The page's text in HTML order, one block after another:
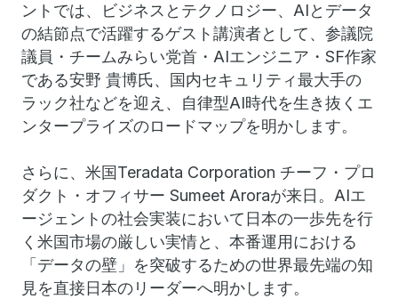
ントでは、ビジネスとテクノロジー、AIとデータ
の結節点で活躍するゲスト講演者として、参議院
議員・チームみらい党首・AIエンジニア・SF作家
である安野 貴博氏、国内セキュリティ最大手の
ラック社などを迎え、自律型AI時代を生き抜くエ
ンタープライズのロードマップを明かします。
さらに、米国Teradata Corporation チーフ・プロ
ダクト・オフィサー Sumeet Aroraが来日。AIエ
ージェントの社会実装において日本の一歩先を行
く米国市場の厳しい実情と、本番運用における
「データの壁」を突破するための世界最先端の知
見を直接日本のリーダーへ明かします。